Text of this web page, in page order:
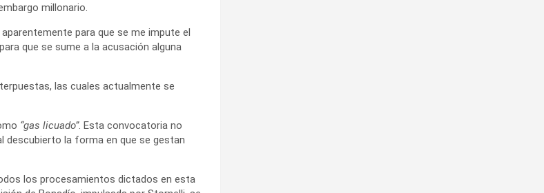
millonario.
para que se me impute el
que se sume a la acusación alguna
las cuales actualmente se
“gas licuado”. Esta convocatoria no
descubierto la forma en que se gestan
los procesamientos dictados en esta